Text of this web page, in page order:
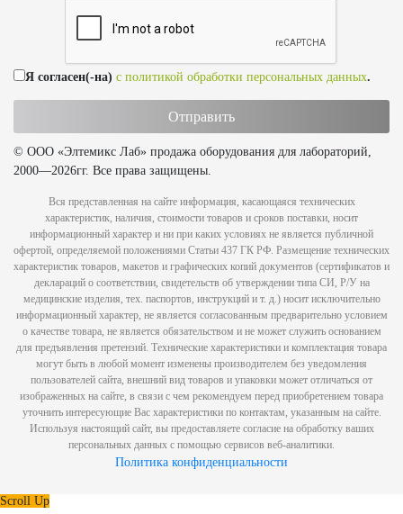
Я согласен(-на) с политикой обработки персональных данных.
© ООО «Элтемикс Лаб» продажа оборудования для лабораторий,
2000—2026гг. Все права защищены.
Вся представленная на сайте информация, касающаяся технических
характеристик, наличия, стоимости товаров и сроков поставки, носит
информационный характер и ни при каких условиях не является публичной
офертой, определяемой положениями Статьи 437 ГК РФ. Размещение технических
характеристик товаров, макетов и графических копий документов (сертификатов и
деклараций о соответствии, свидетельств об утверждении типа СИ, Р/У на
медицинские изделия, тех. паспортов, инструкций и т. д.) носит исключительно
информационный характер, не является согласованным предварительно условием
о качестве товара, не является обязательством и не может служить основанием
для предъявления претензий. Технические характеристики и комплектация товара
могут быть в любой момент изменены производителем без уведомления
пользователей сайта, внешний вид товаров и упаковки может отличаться от
изображенных на сайте, в связи с чем рекомендуем перед приобретением товара
уточнить интересующие Вас характеристики по контактам, указанным на сайте.
Используя настоящий сайт, вы предоставляете согласие на обработку ваших
персональных данных с помощью сервисов веб-аналитики.
Политика конфиденциальности
Scroll Up